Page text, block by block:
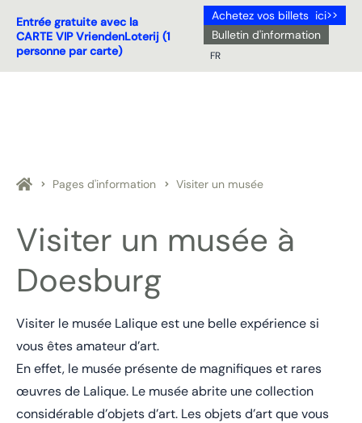
Entrée gratuite avec la
CARTE VIP VriendenLoterij (1
personne par carte)
Achetez vos billets ici>>
Bulletin d'information
FR
Pages d'information Visiter un musée
Visiter un musée à
Doesburg
Visiter le musée Lalique est une belle expérience si
vous êtes amateur d’art.
En effet, le musée présente de magnifiques et rares
œuvres de Lalique. Le musée abrite une collection
considérable d’objets d’art. Les objets d’art que vous